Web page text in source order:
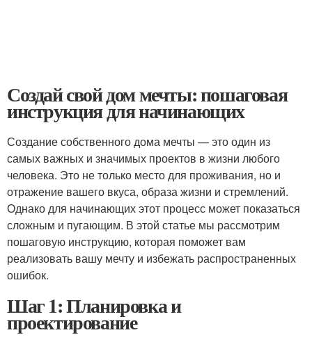
Создай свой дом мечты: пошаговая
инструкция для начинающих
Создание собственного дома мечты — это один из
самых важных и значимых проектов в жизни любого
человека. Это не только место для проживания, но и
отражение вашего вкуса, образа жизни и стремлений.
Однако для начинающих этот процесс может показаться
сложным и пугающим. В этой статье мы рассмотрим
пошаговую инструкцию, которая поможет вам
реализовать вашу мечту и избежать распространенных
ошибок.
Шаг 1: Планировка и
проектирование